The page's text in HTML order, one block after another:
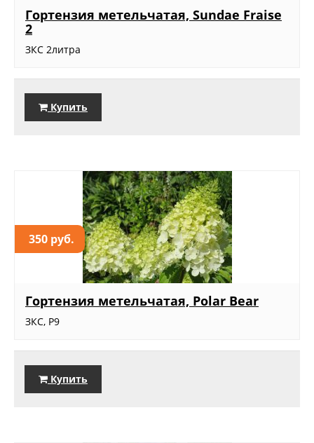
Гортензия метельчатая, Sundae Fraise
2
ЗКС 2литра
Купить
350 руб.
Гортензия метельчатая, Polar Bear
ЗКС, Р9
Купить